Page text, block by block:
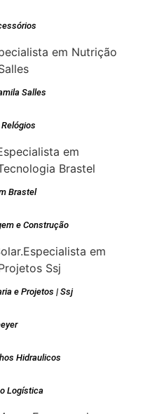
Salles
Brastel
e Construção
e Projetos | Ssj
Hidraulicos
Logística